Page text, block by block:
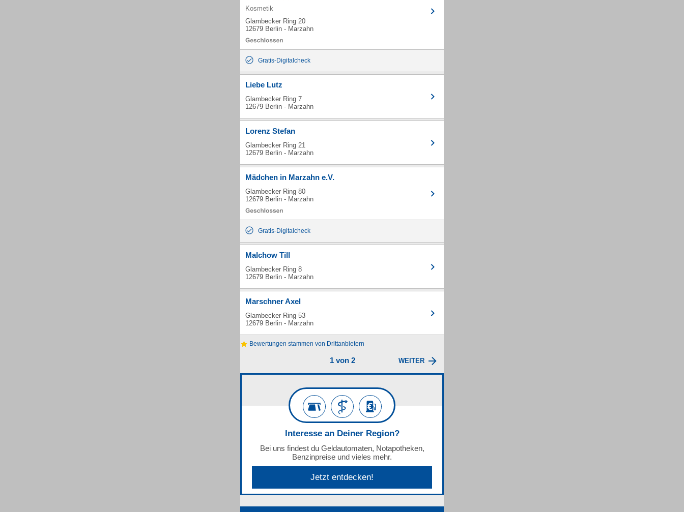
Kosmetik
Glambecker Ring 20
12679 Berlin - Marzahn
Gratis-Digitalcheck
Liebe Lutz
Glambecker Ring 7
12679 Berlin - Marzahn
Lorenz Stefan
Glambecker Ring 21
12679 Berlin - Marzahn
Mädchen in Marzahn e.V.
Glambecker Ring 80
12679 Berlin - Marzahn
Gratis-Digitalcheck
Malchow Till
Glambecker Ring 8
12679 Berlin - Marzahn
Marschner Axel
Glambecker Ring 53
12679 Berlin - Marzahn
Bewertungen stammen von Drittanbietern
1 von 2 WEITER
Interesse an Deiner Region?
Bei uns findest du Geldautomaten, Notapotheken,
Benzinpreise und vieles mehr.
Jetzt entdecken!